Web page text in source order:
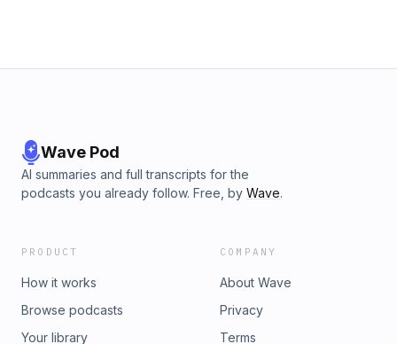
Wave Pod
AI summaries and full transcripts for the
podcasts you already follow. Free, by Wave.
PRODUCT
How it works
Browse podcasts
Your library
COMPANY
About Wave
Privacy
Terms